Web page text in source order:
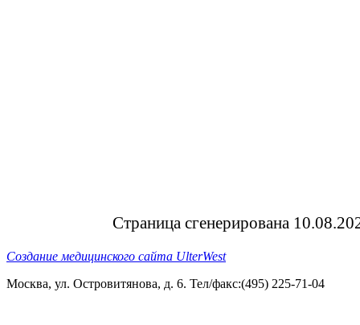
Страница сгенерирована
Создание медицинского сайта UlterWest
Москва, ул. Островитянова, д. 6. Тел/факс:(495) 225-71-04